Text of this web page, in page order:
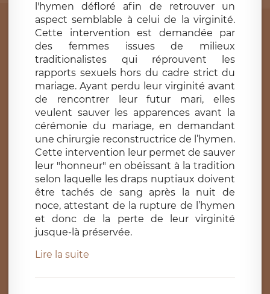
l'hymen défloré afin de retrouver un
aspect semblable à celui de la virginité.
Cette intervention est demandée par
des femmes issues de milieux
traditionalistes qui réprouvent les
rapports sexuels hors du cadre strict du
mariage. Ayant perdu leur virginité avant
de rencontrer leur futur mari, elles
veulent sauver les apparences avant la
cérémonie du mariage, en demandant
une chirurgie reconstructrice de l’hymen.
Cette intervention leur permet de sauver
leur "honneur" en obéissant à la tradition
selon laquelle les draps nuptiaux doivent
être tachés de sang après la nuit de
noce, attestant de la rupture de l’hymen
et donc de la perte de leur virginité
jusque-là préservée.
Lire la suite